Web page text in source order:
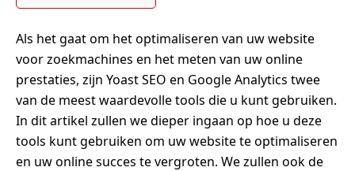
Als het gaat om het optimaliseren van uw website
voor zoekmachines en het meten van uw online
prestaties, zijn Yoast SEO en Google Analytics twee
van de meest waardevolle tools die u kunt gebruiken.
In dit artikel zullen we dieper ingaan op hoe u deze
tools kunt gebruiken om uw website te optimaliseren
en uw online succes te vergroten. We zullen ook de